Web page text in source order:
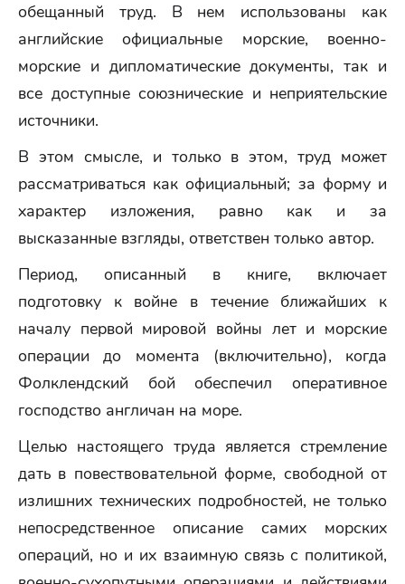
обещанный труд. В нем использованы как
английские официальные морские, военно-
морские и дипломатические документы, так и
все доступные союзнические и неприятельские
источники.
В этом смысле, и только в этом, труд может
рассматриваться как официальный; за форму и
характер изложения, равно как и за
высказанные взгляды, ответствен только автор.
Период, описанный в книге, включает
подготовку к войне в течение ближайших к
началу первой мировой войны лет и морские
операции до момента (включительно), когда
Фолклендский бой обеспечил оперативное
господство англичан на море.
Целью настоящего труда является стремление
дать в повествовательной форме, свободной от
излишних технических подробностей, не только
непосредственное описание самих морских
операций, но и их взаимную связь с политикой,